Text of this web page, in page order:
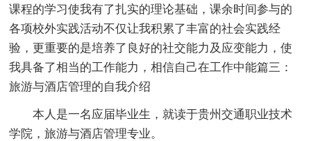
课程的学习使我有了扎实的理论基础，课余时间参与的
各项校外实践活动不仅让我积累了丰富的社会实践经
验，更重要的是培养了良好的社交能力及应变能力，使
我具备了相当的工作能力，相信自己在工作中能篇三：
旅游与酒店管理的自我介绍
本人是一名应届毕业生，就读于贵州交通职业技术
学院，旅游与酒店管理专业。